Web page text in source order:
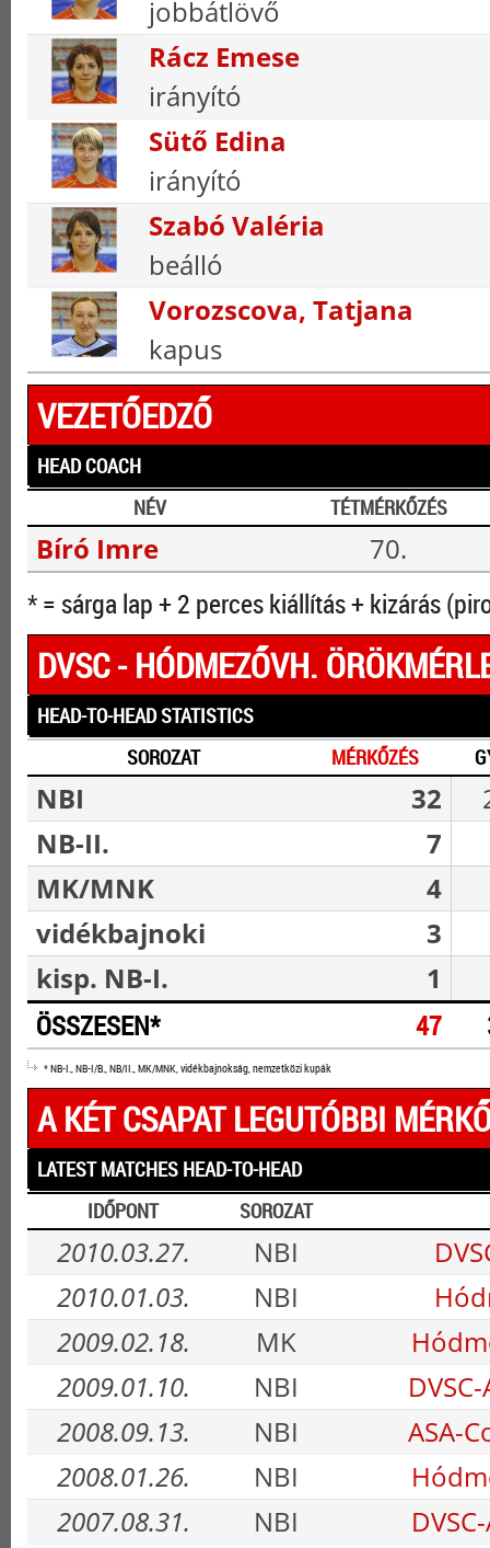
jobbátlövő
Rácz Emese
irányító
Sütő Edina
irányító
Szabó Valéria
beálló
Vorozscova, Tatjana
kapus
VEZETŐEDZŐ
HEAD COACH
NÉV
TÉTMÉRKŐZÉS
Bíró Imre 70.
* = sárga lap + 2 perces kiállítás + kizárás
DVSC - HÓDMEZŐVH.
HEAD-TO-HEAD STATISTICS
SOROZAT
MÉRKŐZÉS
NBI 32
NB-II.
7
MK/MNK
4
vidékbajnoki
3
kisp. NB-I.
1
ÖSSZESEN* 47
* NB-I., NB-I/B., NB/II., MK/MNK, vidékbajnokság, nemzetközi kupák
A KÉT CSAPAT LEGUTÓBBI
LATEST MATCHES HEAD-TO-HEAD
IDŐPONT
SOROZAT
2010.03.27. NBI
2010.01.03.
NBI
2009.02.18.
MK
2009.01.10.
NBI
2008.09.13.
NBI
ASA-
2008.01.26.
NBI
2007.08.31.
NBI